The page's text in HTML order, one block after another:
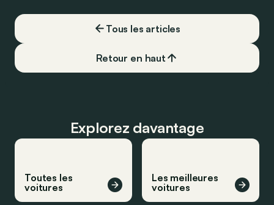
Tous les articles
Retour en haut
Explorez davantage
Toutes les
voitures
Les meilleures
voitures